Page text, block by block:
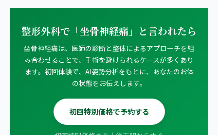
整形外科で「坐骨神経痛」と言われたら
坐骨神経痛は、医師の診断と整体によるアプローチを組
み合わせることで、手術を避けられるケースが多くあり
ます。初回体験で、AI姿勢分析をもとに、あなたのお体
の状態をお伝えします。
初回特別価格で予約する